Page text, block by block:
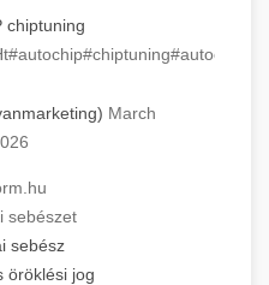
chiptuning
#autochip#chiptuning#autochip
March
sebészet
sebész
öröklési jog